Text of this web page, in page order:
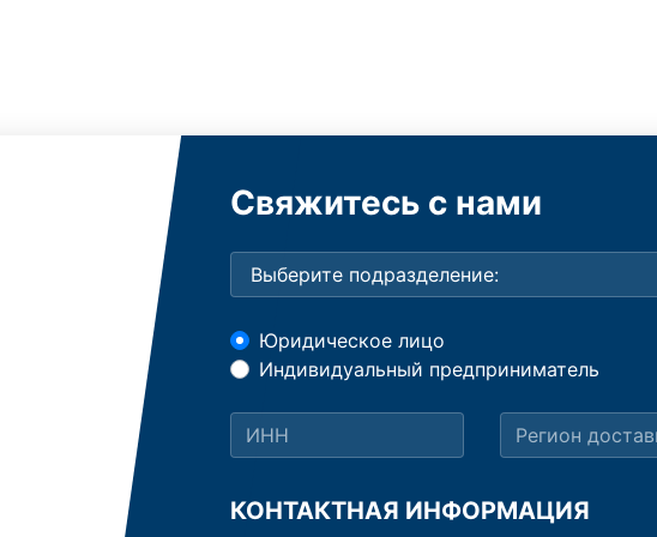
Свяжитесь с нами
Юридическое лицо
Индивидуальный предприниматель
КОНТАКТНАЯ ИНФОРМАЦИЯ